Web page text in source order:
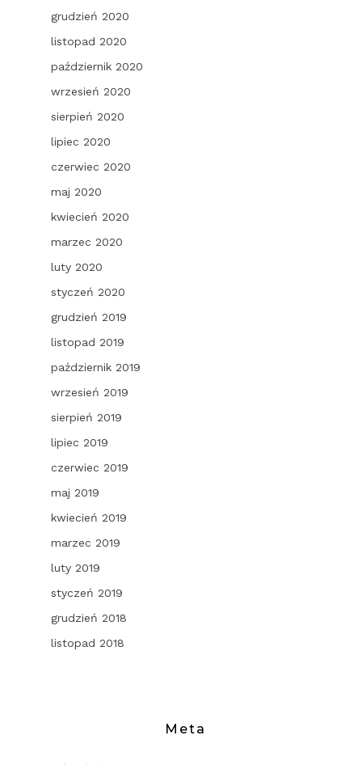
grudzień 2020
listopad 2020
październik 2020
wrzesień 2020
sierpień 2020
lipiec 2020
czerwiec 2020
maj 2020
kwiecień 2020
marzec 2020
luty 2020
styczeń 2020
grudzień 2019
listopad 2019
październik 2019
wrzesień 2019
sierpień 2019
lipiec 2019
czerwiec 2019
maj 2019
kwiecień 2019
marzec 2019
luty 2019
styczeń 2019
grudzień 2018
listopad 2018
Meta